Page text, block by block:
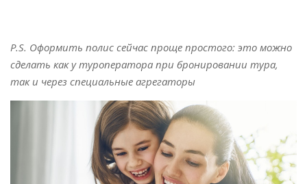
P.S. Оформить полис сейчас проще простого: это можно
сделать как у туроператора при бронировании тура,
так и через специальные агрегаторы